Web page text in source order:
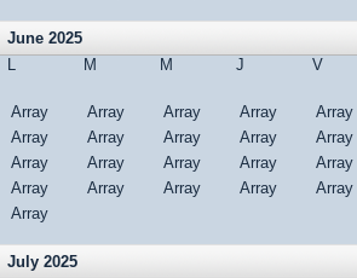
June 2025
L
M M J V
Array
Array Array Array Array
Array
Array Array Array Array
Array
Array Array Array Array
Array
Array Array Array Array
Array
July 2025